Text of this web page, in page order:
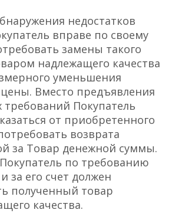
недостатков
вправе по своему
замены такого
надлежащего качества
уменьшения
Вместо предъявления
требований Покупатель
от приобретенного
возврата
за Товар денежной суммы.
по требованию
за его счет должен
полученный товар
качества.